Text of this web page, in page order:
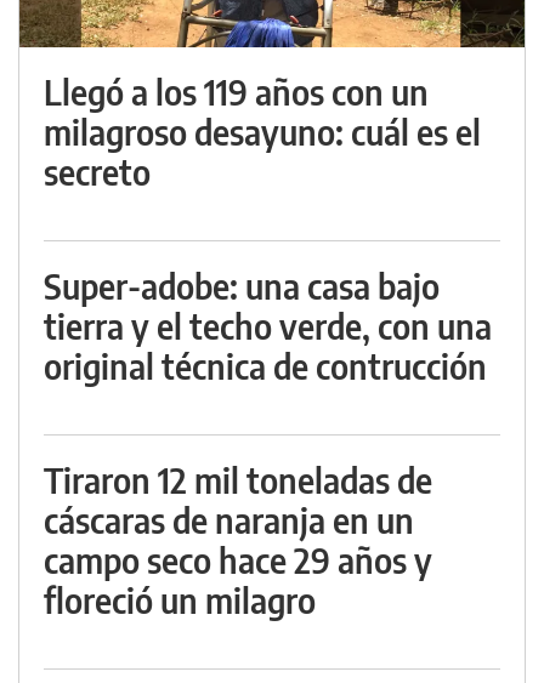
Llegó a los 119 años con un
milagroso desayuno: cuál es el
secreto
Super-adobe: una casa bajo
tierra y el techo verde, con una
original técnica de contrucción
Tiraron 12 mil toneladas de
cáscaras de naranja en un
campo seco hace 29 años y
floreció un milagro